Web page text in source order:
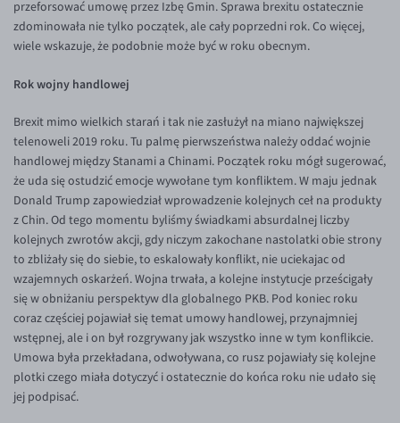
EUR/ILS
EUR/JPY
EUR/RON
EUR/SGD
EUR/ZAR
GBP/USD
USD/CHF
GBP/CHF
przeforsować umowę przez Izbę Gmin. Sprawa brexitu ostatecznie
zdominowała nie tylko początek, ale cały poprzedni rok. Co więcej,
wiele wskazuje, że podobnie może być w roku obecnym.
Rok wojny handlowej
Brexit mimo wielkich starań i tak nie zasłużył na miano największej
telenoweli 2019 roku. Tu palmę pierwszeństwa należy oddać wojnie
handlowej między Stanami a Chinami. Początek roku mógł sugerować,
że uda się ostudzić emocje wywołane tym konfliktem. W maju jednak
Donald Trump zapowiedział wprowadzenie kolejnych ceł na produkty
z Chin. Od tego momentu byliśmy świadkami absurdalnej liczby
kolejnych zwrotów akcji, gdy niczym zakochane nastolatki obie strony
to zbliżały się do siebie, to eskalowały konflikt, nie uciekajac od
wzajemnych oskarżeń. Wojna trwała, a kolejne instytucje prześcigały
się w obniżaniu perspektyw dla globalnego PKB. Pod koniec roku
coraz częściej pojawiał się temat umowy handlowej, przynajmniej
wstępnej, ale i on był rozgrywany jak wszystko inne w tym konflikcie.
Umowa była przekładana, odwoływana, co rusz pojawiały się kolejne
plotki czego miała dotyczyć i ostatecznie do końca roku nie udało się
jej podpisać.